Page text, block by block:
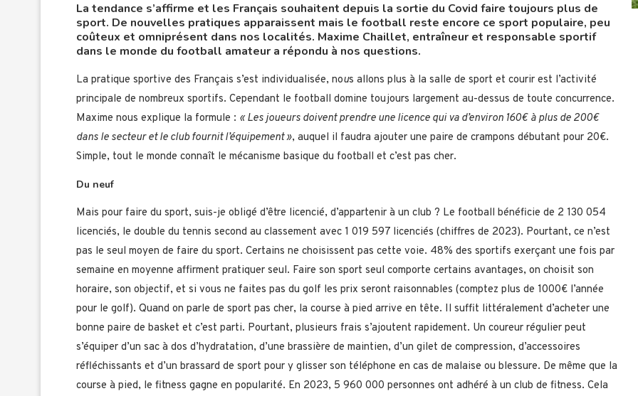
La tendance s’affirme et les Français souhaitent depuis la sortie du Covid faire toujours plus de
sport. De nouvelles pratiques apparaissent mais le football reste encore ce sport populaire, peu
coûteux et omniprésent dans nos localités. Maxime Chaillet, entraîneur et responsable sportif
dans le monde du football amateur a répondu à nos questions.
La pratique sportive des Français s’est individualisée, nous allons plus à la salle de sport et courir est l’activité
principale de nombreux sportifs. Cependant le football domine toujours largement au-dessus de toute concurrence.
Maxime nous explique la formule : « Les joueurs doivent prendre une licence qui va d’environ 160€ à plus de 200€
dans le secteur et le club fournit l’équipement », auquel il faudra ajouter une paire de crampons débutant pour 20€.
Simple, tout le monde connaît le mécanisme basique du football et c’est pas cher.
Du neuf
Mais pour faire du sport, suis-je obligé d’être licencié, d’appartenir à un club ? Le football bénéficie de 2 130 054
licenciés, le double du tennis second au classement avec 1 019 597 licenciés (chiffres de 2023). Pourtant, ce n’est
pas le seul moyen de faire du sport. Certains ne choisissent pas cette voie. 48% des sportifs exerçant une fois par
semaine en moyenne affirment pratiquer seul. Faire son sport seul comporte certains avantages, on choisit son
horaire, son objectif, et si vous ne faites pas du golf les prix seront raisonnables (comptez plus de 1000€ l’année
pour le golf). Quand on parle de sport pas cher, la course à pied arrive en tête. Il suffit littéralement d’acheter une
bonne paire de basket et c’est parti. Pourtant, plusieurs frais s’ajoutent rapidement. Un coureur régulier peut
s’équiper d’un sac à dos d’hydratation, d’une brassière de maintien, d’un gilet de compression, d’accessoires
réfléchissants et d’un brassard de sport pour y glisser son téléphone en cas de malaise ou blessure. De même que la
course à pied, le fitness gagne en popularité. En 2023, 5 960 000 personnes ont adhéré à un club de fitness. Cela